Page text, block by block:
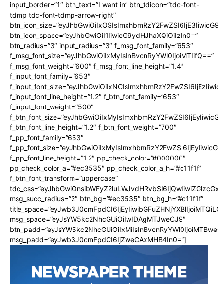
input_border=”1″ btn_text=”I want in” btn_tdicon=”tdc-font-
tdmp tdc-font-tdmp-arrow-right”
btn_icon_space=”eyJhbGwiOiI1IiwicG9ydHJhaXQiOiIzIn0=”
btn_radius=”3″ input_radius=”3″ f_msg_font_family=”653″
f_msg_font_size=”eyJhbGwiOiIxMyIsInBvcnRyYWl0IjoiMTIifQ==”
f_msg_font_weight=”600″ f_msg_font_line_height=”1.4″
f_input_font_family=”653″
f_input_font_line_height=”1.2″ f_btn_font_family=”653″
f_input_font_weight=”500″
f_btn_font_line_height=”1.2″ f_btn_font_weight=”700″
f_pp_font_family=”653″
f_pp_font_line_height=”1.2″ pp_check_color=”#000000″
pp_check_color_a=”#ec3535″ pp_check_color_a_h=”#c11f1f”
f_btn_font_transform=”uppercase”
msg_succ_radius=”2″ btn_bg=”#ec3535″ btn_bg_h=”#c11f1f”
msg_space=”eyJsYW5kc2NhcGUiOiIwIDAgMTJweCJ9″
msg_padd=”eyJwb3J0cmFpdCI6IjZweCAxMHB4In0=”]